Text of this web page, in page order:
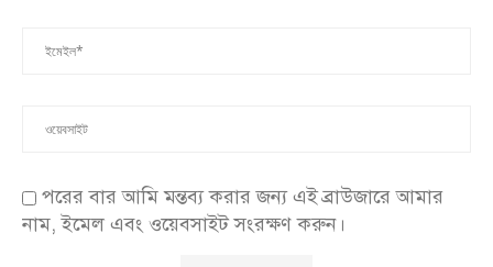
পরের বার আমি মন্তব্য করার জন্য এই ব্রাউজারে আমার
নাম, ইমেল এবং ওয়েবসাইট সংরক্ষণ করুন।